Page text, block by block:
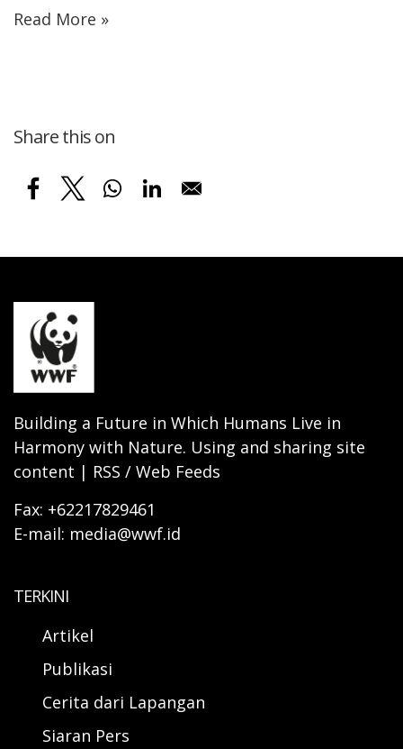
Read More »
Share this on
Building a Future in Which Humans Live in
Harmony with Nature. Using and sharing site
content | RSS / Web Feeds
Fax: +62217829461
E-mail: media@wwf.id
TERKINI
Artikel
Publikasi
Cerita dari Lapangan
Siaran Pers